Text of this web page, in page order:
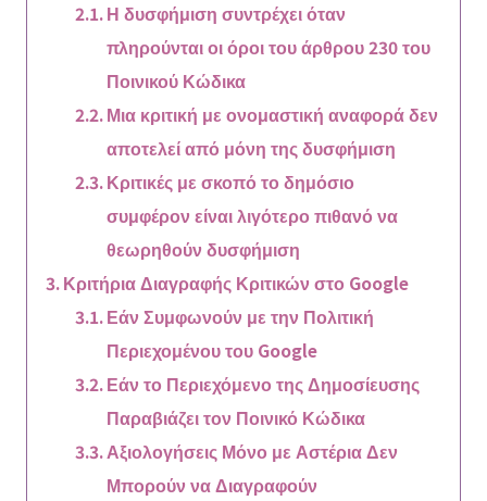
Η δυσφήμιση συντρέχει όταν
πληρούνται οι όροι του άρθρου 230 του
Ποινικού Κώδικα
Μια κριτική με ονομαστική αναφορά δεν
αποτελεί από μόνη της δυσφήμιση
Κριτικές με σκοπό το δημόσιο
συμφέρον είναι λιγότερο πιθανό να
θεωρηθούν δυσφήμιση
Κριτήρια Διαγραφής Κριτικών στο Google
Εάν Συμφωνούν με την Πολιτική
Περιεχομένου του Google
Εάν το Περιεχόμενο της Δημοσίευσης
Παραβιάζει τον Ποινικό Κώδικα
Αξιολογήσεις Μόνο με Αστέρια Δεν
Μπορούν να Διαγραφούν